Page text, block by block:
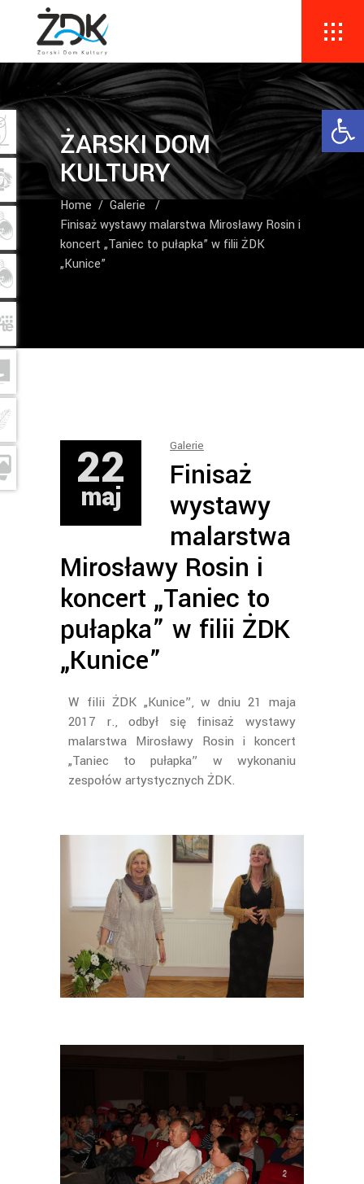
ŻARSKI DOM
KULTURY
Home/Galerie/
Finisaż wystawy malarstwa Mirosławy Rosin i
koncert „Taniec to pułapka” w filii ŻDK
„Kunice”
22
maj
Galerie
Finisaż
wystawy
malarstwa
Mirosławy Rosin i
koncert „Taniec to
pułapka” w filii ŻDK
„Kunice”
W filii ŻDK „Kunice”, w dniu 21 maja
2017 r., odbył się finisaż wystawy
malarstwa Mirosławy Rosin i koncert
„Taniec to pułapka” w wykonaniu
zespołów artystycznych ŻDK.